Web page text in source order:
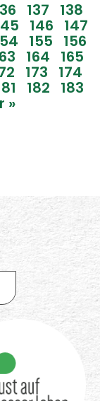
137 138
146 147
155 156
164 165
173 174
182 183
»